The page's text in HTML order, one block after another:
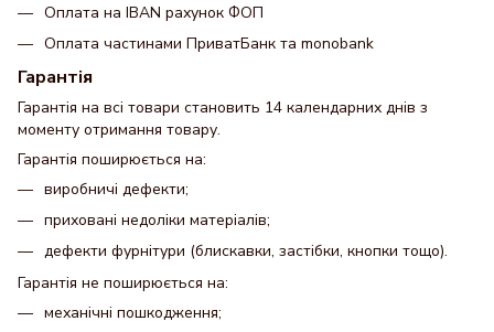
Оплата на IBAN рахунок ФОП
Оплата частинами ПриватБанк та monobank
Гарантія
Гарантія на всі товари становить 14 календарних днів з
моменту отримання товару.
Гарантія поширюється на:
виробничі дефекти;
приховані недоліки матеріалів;
дефекти фурнітури (блискавки, застібки, кнопки тощо).
Гарантія не поширюється на:
механічні пошкодження;